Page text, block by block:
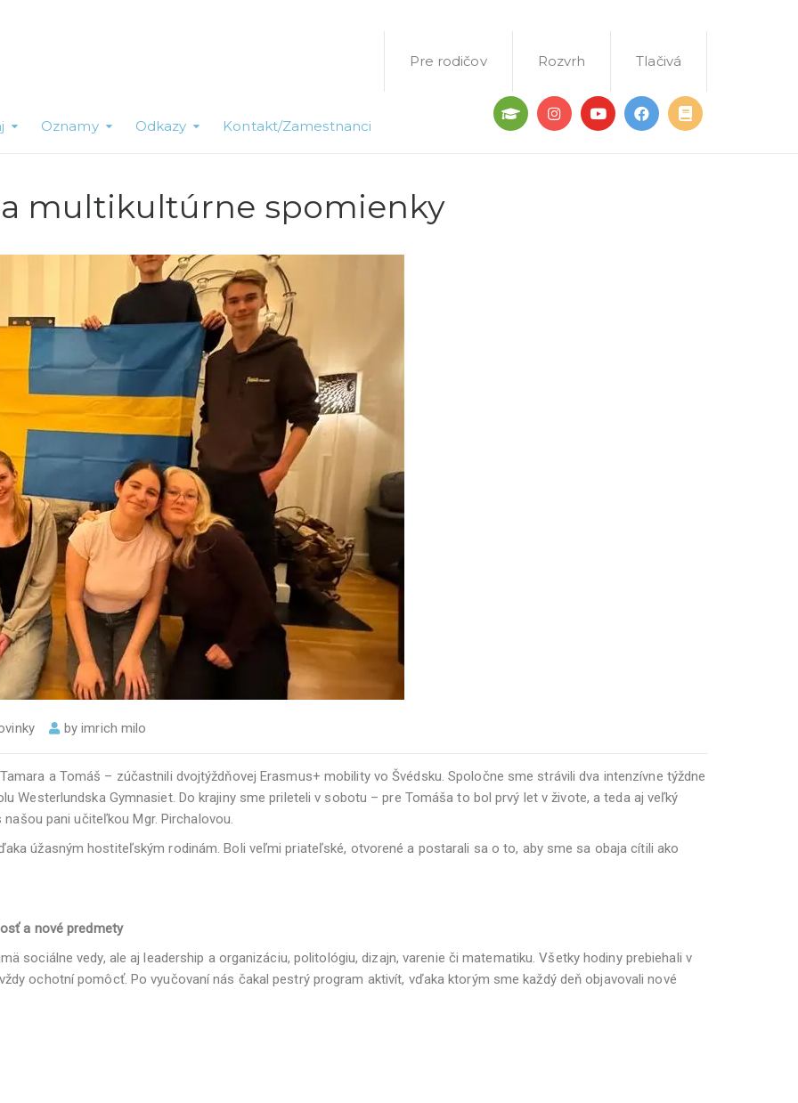
Pre rodičov Rozvrh Tlačivá
Oznamy Odkazy Kontakt/Zamestnanci
a multikultúrne spomienky
byimrich milo
a Tomáš – zúčastnili dvojtýždňovej Erasmus+ mobility vo Švédsku. Spoločne sme strávili dva intenzívne týždne
Westerlundska Gymnasiet. Do krajiny sme prileteli v sobotu – pre Tomáša to bol prvý let v živote, a teda aj veľký
pani učiteľkou Mgr. Pirchalovou.
úžasným hostiteľským rodinám. Boli veľmi priateľské, otvorené a postarali sa o to, aby sme sa obaja cítili ako
a nové predmety
sociálne vedy, ale aj leadership a organizáciu, politológiu, dizajn, varenie či matematiku. Všetky hodiny prebiehali v
ochotní pomôcť. Po vyučovaní nás čakal pestrý program aktivít, vďaka ktorým sme každý deň objavovali nové